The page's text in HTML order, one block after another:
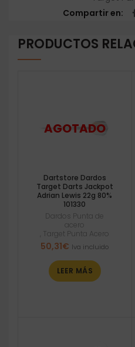
Compartir en
PRODUCTOS
Dartstore Dardos
Target Darts Jackpot
Adrian Lewis 22g 80%
101330
Dardos Punta de
acero
Target Punta Acero
50,31€ Iva incluido
LEER MÁS